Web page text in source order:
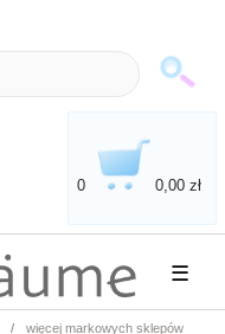
0 0,00 zł
☰
więcej markowych sklepów